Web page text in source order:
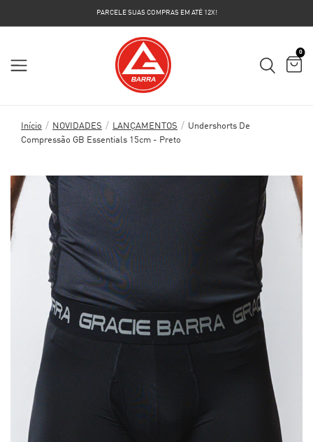
PARCELE SUAS COMPRAS EM ATÉ 12X!
0
Início / NOVIDADES / LANÇAMENTOS / Undershorts De
Compressão GB Essentials 15cm - Preto